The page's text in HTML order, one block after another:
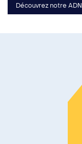
Découvrez notre ADN